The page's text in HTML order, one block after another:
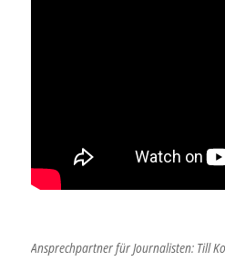
Ansprechpartner für Journalisten: Till